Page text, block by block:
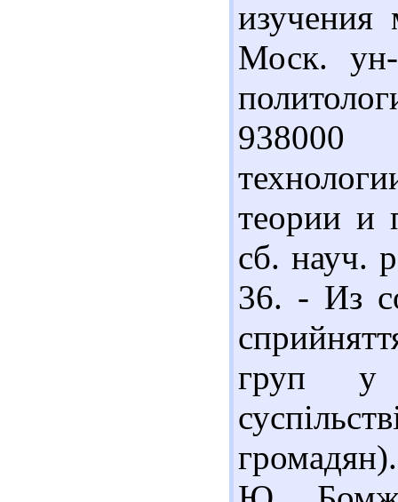
изучения
Моск.
теории и
сб. науч.
36. - Из
груп у